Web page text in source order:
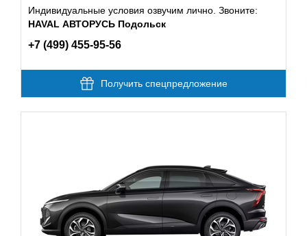
Индивидуальные условия озвучим лично. Звоните:
HAVAL АВТОРУСЬ Подольск
+7 (499) 455-95-56
Получить спецпредложение